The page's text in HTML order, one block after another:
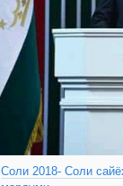
Соли 2018- Соли